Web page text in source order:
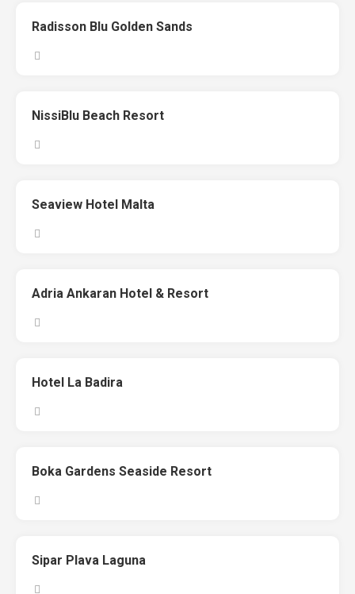
Radisson Blu Golden Sands
NissiBlu Beach Resort
Seaview Hotel Malta
Adria Ankaran Hotel & Resort
Hotel La Badira
Boka Gardens Seaside Resort
Sipar Plava Laguna